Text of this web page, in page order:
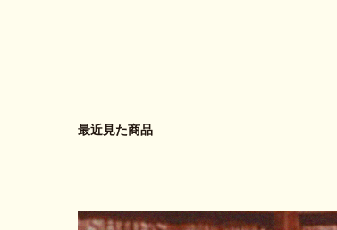
最近見た商品